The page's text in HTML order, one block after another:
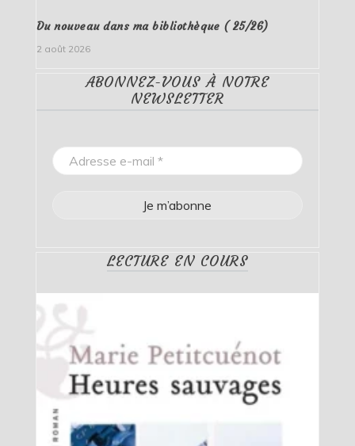
Du nouveau dans ma bibliothèque ( 25/26)
2 août 2026
ABONNEZ-VOUS À NOTRE
NEWSLETTER
LECTURE EN COURS